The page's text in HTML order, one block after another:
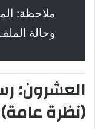
ملاحظة:
وحالة
العشرون:
(نظرة عامة)